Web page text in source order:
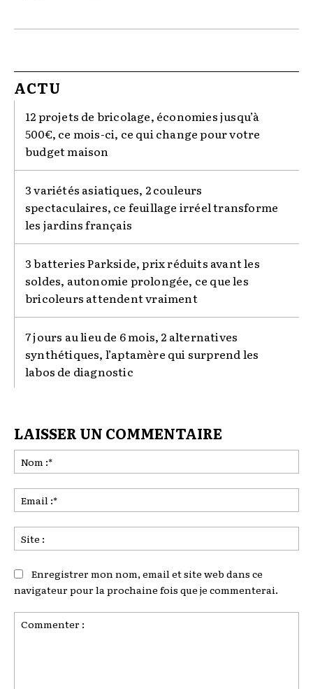
ACTU
12 projets de bricolage, économies jusqu’à
500€, ce mois-ci, ce qui change pour votre
budget maison
3 variétés asiatiques, 2 couleurs
spectaculaires, ce feuillage irréel transforme
les jardins français
3 batteries Parkside, prix réduits avant les
soldes, autonomie prolongée, ce que les
bricoleurs attendent vraiment
7 jours au lieu de 6 mois, 2 alternatives
synthétiques, l’aptamère qui surprend les
labos de diagnostic
LAISSER UN COMMENTAIRE
:*
:*
:
Enregistrer mon nom, email et site web dans ce
navigateur pour la prochaine fois que je commenterai.